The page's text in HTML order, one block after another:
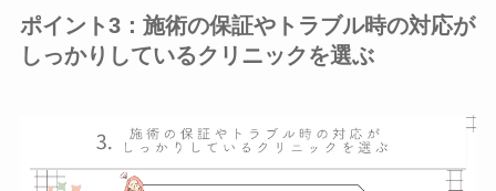
ポイント3：施術の保証やトラブル時の対応が
しっかりしているクリニックを選ぶ